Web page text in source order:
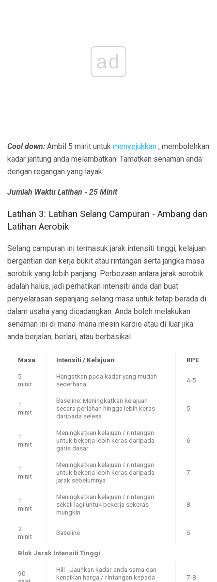
ad
Cool down: Ambil 5 minit untuk menyejukkan , membolehkan
kadar jantung anda melambatkan. Tamatkan senaman anda
dengan regangan yang layak.
Jumlah Waktu Latihan - 25 Minit
Latihan 3: Latihan Selang Campuran - Ambang dan
Latihan Aerobik
Selang campuran ini termasuk jarak intensiti tinggi, kelajuan
bergantian dan kerja bukit atau rintangan serta jangka masa
aerobik yang lebih panjang. Perbezaan antara jarak aerobik
adalah halus, jadi perhatikan intensiti anda dan buat
penyelarasan sepanjang selang masa untuk tetap berada di
dalam usaha yang dicadangkan. Anda boleh melakukan
senaman ini di mana-mana mesin kardio atau di luar jika
anda berjalan, berlari, atau berbasikal.
Masa Intensiti / Kelajuan RPE
5
minit
Hangatkan pada kadar yang mudah-
sederhana
4-5
1
minit
Baseline: Meningkatkan kelajuan
secara perlahan hingga lebih keras
daripada selesa
5
1
minit
Meningkatkan kelajuan / rintangan
untuk bekerja lebih keras daripada
garis dasar
6
1
minit
Meningkatkan kelajuan / rintangan
untuk bekerja lebih keras daripada
jarak sebelumnya
7
1
minit
Meningkatkan kelajuan / rintangan
sekali lagi untuk bekerja sekeras
mungkin
8
2
minit
Baseline 5
Blok Jarak Intensiti Tinggi
90
Hill - Jauhkan kadar anda sama dan
kenaikan harga / rintangan kepada
7-8